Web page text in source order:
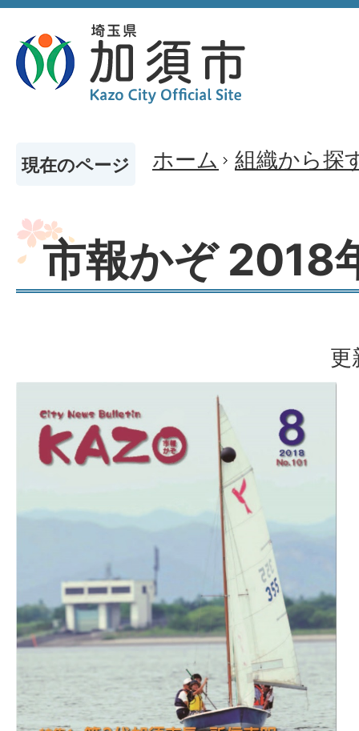
現在のページ ホーム 組織から探
市報かぞ 2018
更